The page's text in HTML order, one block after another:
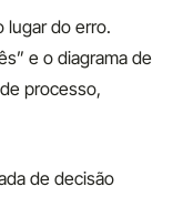
lugar do erro.
e o diagrama de
processo,
de decisão